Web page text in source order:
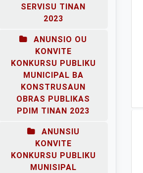
SERVISU TINAN
2023
ANUNSIO OU
KONVITE
KONKURSU PUBLIKU
MUNICIPAL BA
KONSTRUSAUN
OBRAS PUBLIKAS
PDIM TINAN 2023
ANUNSIU
KONVITE
KONKURSU PUBLIKU
MUNISIPAL